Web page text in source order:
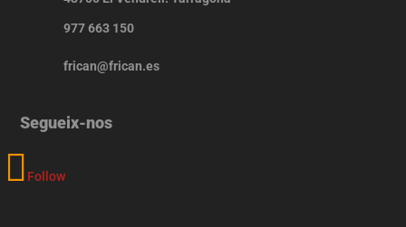
977 663 150
frican@frican.es
Segueix-nos
Follow